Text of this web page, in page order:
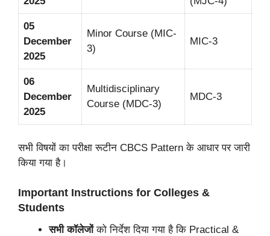
05
December
2025
Minor Course (MIC-
3)
MIC-3
06
December
2025
Multidisciplinary
Course (MDC-3)
MDC-3
सभी विषयों का परीक्षा रूटीन CBCS Pattern के आधार पर जारी
किया गया है।
Important Instructions for Colleges &
Students
सभी कॉलेजोंको निर्देश दिया गया है कि Practical &